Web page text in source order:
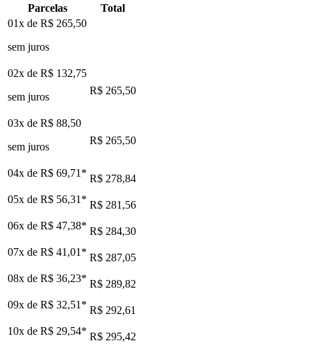
Parcelas
Total
01x de R$ 265,50
sem juros
02x de R$ 132,75
sem juros
R$ 265,50
03x de R$ 88,50
sem juros
R$ 265,50
04x de R$ 69,71 * R$ 278,84
05x de R$ 56,31 * R$ 281,56
06x de R$ 47,38* R$ 284,30
07x de R$ 41,01 * R$ 287,05
08x de R$ 36,23* R$ 289,82
09x de R$ 32,51 * R$ 292,61
10x de R$ 29,54* R$ 295,42